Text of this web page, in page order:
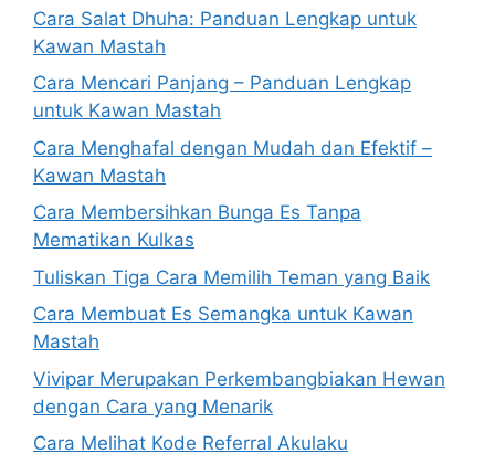
Cara Salat Dhuha: Panduan Lengkap untuk
Kawan Mastah
Cara Mencari Panjang – Panduan Lengkap
untuk Kawan Mastah
Cara Menghafal dengan Mudah dan Efektif –
Kawan Mastah
Cara Membersihkan Bunga Es Tanpa
Mematikan Kulkas
Tuliskan Tiga Cara Memilih Teman yang Baik
Cara Membuat Es Semangka untuk Kawan
Mastah
Vivipar Merupakan Perkembangbiakan Hewan
dengan Cara yang Menarik
Cara Melihat Kode Referral Akulaku